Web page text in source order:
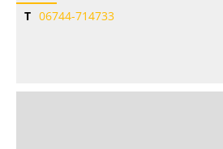
T 06744-714733